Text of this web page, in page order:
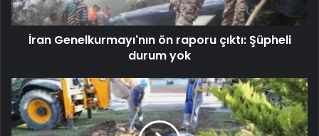
İran Genelkurmayı'nın ön raporu çıktı: Şüpheli
durum yok